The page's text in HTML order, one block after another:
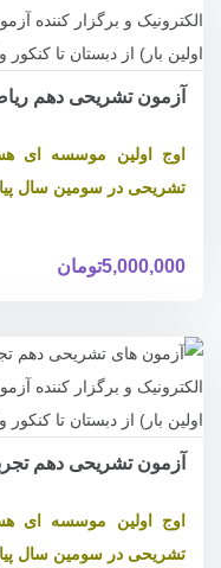
آزمون تشریحی دهم
اوج اولین موسسه ای
تشریحی در سومین سال
5,000,000تومان
آزمون تشریحی دهم
اوج اولین موسسه ای
تشریحی در سومین سال